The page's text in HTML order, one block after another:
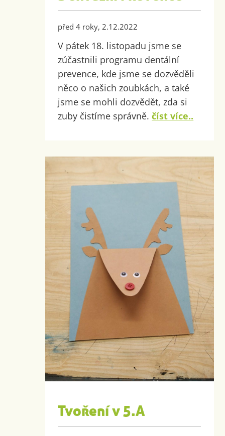
před 4 roky, 2.12.2022
V pátek 18. listopadu jsme se
zúčastnili programu dentální
prevence, kde jsme se dozvěděli
něco o našich zoubkách, a také
jsme se mohli dozvědět, zda si
zuby čistíme správně.číst více..
Tvoření v 5.A